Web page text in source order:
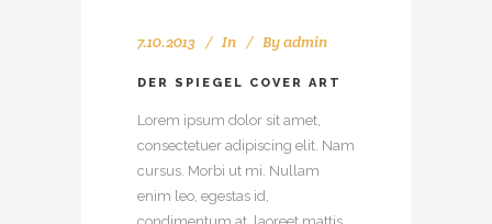
7.10.2013 In Byadmin
DER SPIEGEL COVER ART
Lorem ipsum dolor sit amet,
consectetuer adipiscing elit. Nam
cursus. Morbi ut mi. Nullam
enim leo, egestas id,